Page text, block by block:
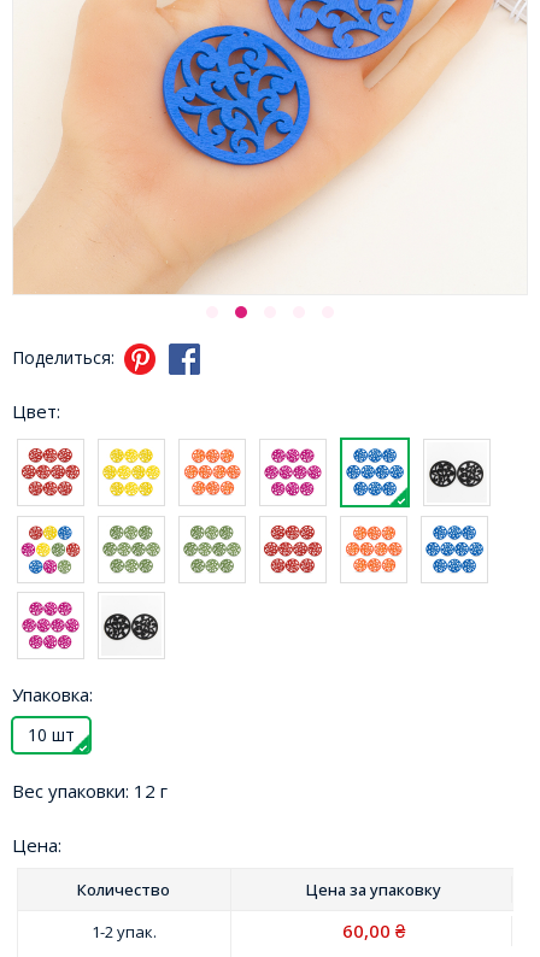
Поделиться:
Цвет:
Упаковка:
10 шт
Вес упаковки: 12 г
Цена:
Количество Цена за упаковку
1-2 упак.
60,00 ₴